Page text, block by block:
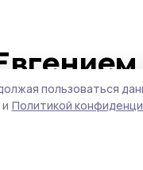
пользоваться
Политикой